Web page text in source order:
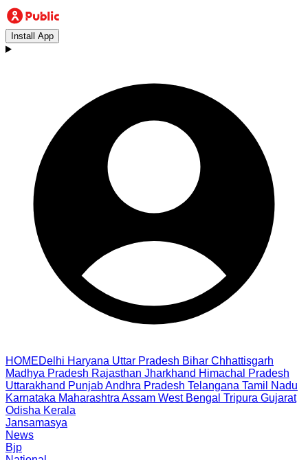
Install App
HOMEDelhi Haryana Uttar Pradesh Bihar Chhattisgarh
Madhya Pradesh Rajasthan Jharkhand Himachal Pradesh
Uttarakhand PunjabAndhra Pradesh Telangana Tamil Nadu
Karnataka Maharashtra Assam West Bengal Tripura Gujarat
Odisha Kerala
Jansamasya
News
Bjp